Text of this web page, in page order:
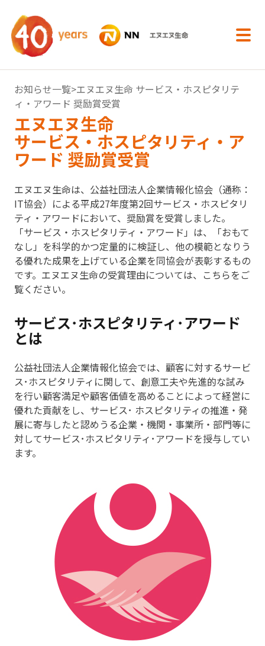
お知らせ一覧>エヌエヌ生命 サービス・ホスピタリテ
ィ・アワード 奨励賞受賞
エヌエヌ生命
サービス・ホスピタリティ・ア
ワード 奨励賞受賞
エヌエヌ生命は、公益社団法人企業情報化協会（通称：
IT協会）による平成27年度第2回サービス・ホスピタリ
ティ・アワードにおいて、奨励賞を受賞しました。
「サービス・ホスピタリティ・アワード」は、「おもて
なし」を科学的かつ定量的に検証し、他の模範となりう
る優れた成果を上げている企業を同協会が表彰するもの
です。エヌエヌ生命の受賞理由については、こちらをご
覧ください。
サービス･ホスピタリティ･アワード
とは
公益社団法人企業情報化協会では、顧客に対するサービ
ス･ホスピタリティに関して、創意工夫や先進的な試み
を行い顧客満足や顧客価値を高めることによって経営に
優れた貢献をし、サービス･ ホスピタリティの推進・発
展に寄与したと認めうる企業・機関・事業所・部門等に
対してサービス･ホスピタリティ･アワードを授与してい
ます。